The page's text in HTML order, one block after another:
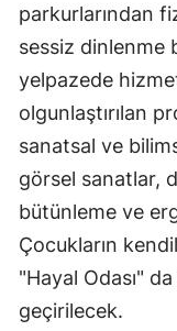
parkurlarından
sessiz dinlenme
yelpazede
olgunlaştırılan
sanatsal ve
görsel sanatlar,
bütünleme ve
Çocukların
"Hayal Odası"
geçirilecek.